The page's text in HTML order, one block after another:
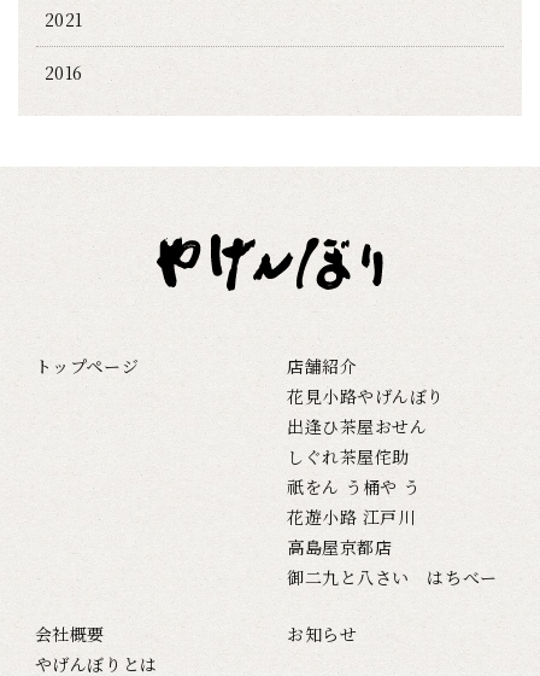
2021
2016
トップページ
店舗紹介
花見小路やげんぼり
出逢ひ茶屋おせん
しぐれ茶屋侘助
祇をん う桶や う
花遊小路 江戸川
高島屋京都店
御二九と八さい はちべー
会社概要
やげんぼりとは
お知らせ